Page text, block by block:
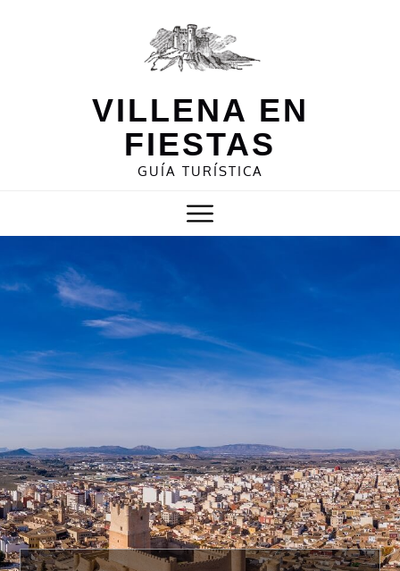
VILLENA EN
FIESTAS
GUÍA TURÍSTICA